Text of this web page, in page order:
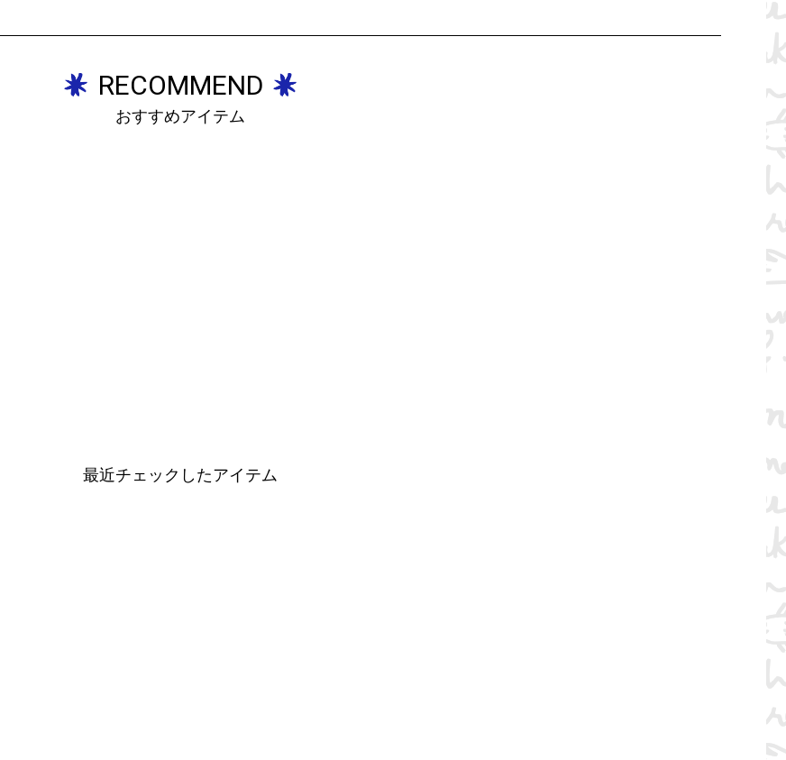
RECOMMEND
おすすめアイテム
最近チェックしたアイテム